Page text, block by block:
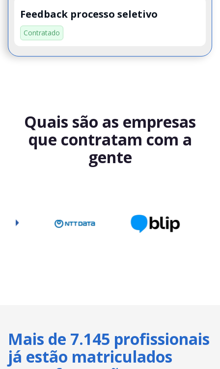
Feedback processo seletivo
Contratado
Quais são as empresas
que contratam com a
gente
Mais de 7.145 profissionais
já estão matriculados